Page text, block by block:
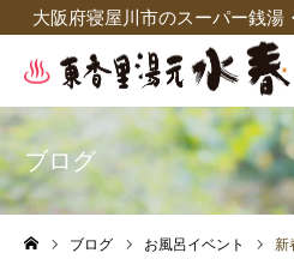
大阪府寝屋川市のスーパー銭湯
ブログ
ブログ お風呂イベント 新